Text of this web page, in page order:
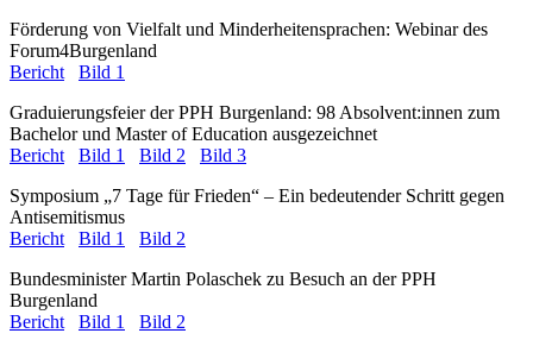
Förderung von Vielfalt und Minderheitensprachen: Webinar des
Forum4Burgenland
Bericht
Bild 1
Graduierungsfeier der PPH Burgenland: 98 Absolvent:innen zum
Bachelor und Master of Education ausgezeichnet
Bericht
Bild 1 Bild 2
Bild 3
Symposium „7 Tage für Frieden“ – Ein bedeutender Schritt gegen
Antisemitismus
Bericht
Bild 1
Bild 2
Bundesminister Martin Polaschek zu Besuch an der PPH
Burgenland
Bericht
Bild 1
Bild 2